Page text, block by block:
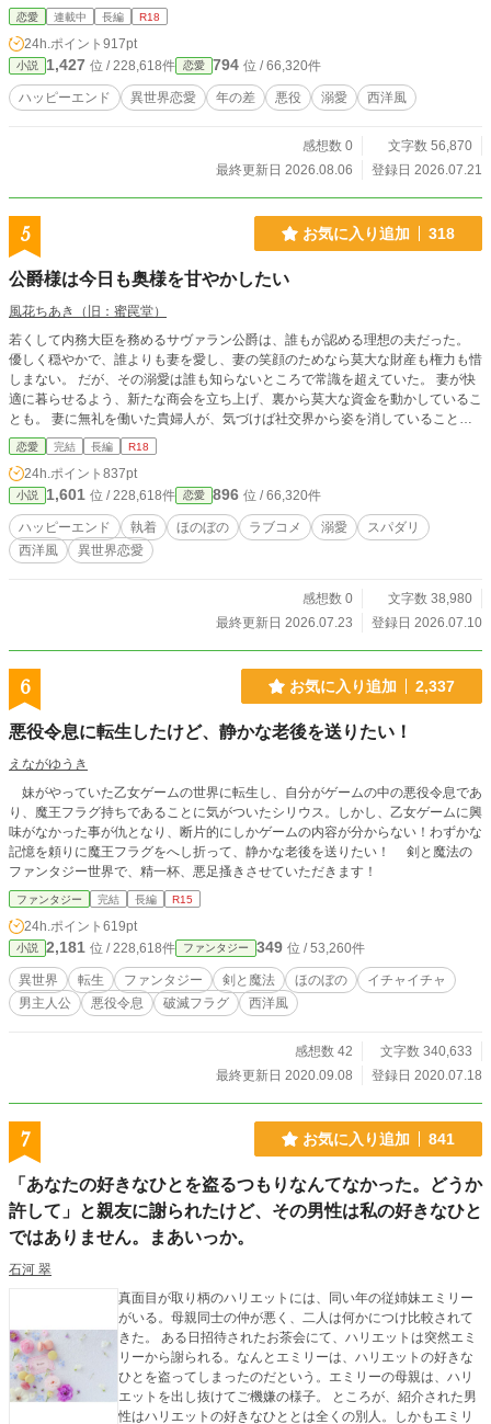
ずに。 これは、死神であることをやめない男と、そんな夫を愛してやまない妻
の、少し歪で穏やかな溺愛夫婦譚。 ※19世紀イギリスの社交界を参考にしてい
ます。ただし架空世界のため、史実とは異なる部分もございます。
恋愛 連載中 長編 R18
24h.ポイント 917pt
小説 1,427 位 / 228,618件 恋愛 794 位 / 66,320件
ハッピーエンド 異世界恋愛 年の差 悪役 溺愛 西洋風
感想数 0
文字数 56,870
最終更新日 2026.08.06
登録日 2026.07.21
5 お気に入り追加 318
公爵様は今日も奥様を甘やかしたい
風花ちあき（旧：蜜罠堂）
若くして内務大臣を務めるサヴァラン公爵は、誰もが認める理想の夫だった。
優しく穏やかで、誰よりも妻を愛し、妻の笑顔のためなら莫大な財産も権力も惜
しまない。 だが、その溺愛は誰も知らないところで常識を超えていた。 妻が快
適に暮らせるよう、新たな商会を立ち上げ、裏から莫大な資金を動かしているこ
とも。 妻に無礼を働いた貴婦人が、気づけば社交界から姿を消していること
も。 妻の髪を密かに集め、世界に一つだけのヘアジュエリーを作らせているこ
とも。 そして誕生日には、その宝石を贈るためだけに鉱山を買い上げてしまう
ことも。 幼い頃から少しずつ価値観を育て、自分だけを信頼し、自分だけを理
想の男性だと思うよう妻を導いてきたことも――。 そんな主人に振り回される
執事や侍女たちは今日も大忙し。 しかし、当の妻は何も知らない。 「今日も夫
は優しくて素敵な人」 そう微笑みながら、幸せな毎日を送っている。 これは、
一人の妻を世界で一番幸せにするためなら、国も財産も常識さえも惜しまない公
恋愛 完結 長編 R18
24h.ポイント 837pt
小説 1,601 位 / 228,618件 恋愛 896 位 / 66,320件
ハッピーエンド 執着 ほのぼの ラブコメ 溺愛
スパダリ
西洋風
異世界恋愛
感想数 0
文字数 38,980
最終更新日 2026.07.23
登録日 2026.07.10
6 お気に入り追加 2,337
悪役令息に転生したけど、静かな老後を送りたい！
えながゆうき
妹がやっていた乙女ゲームの世界に転生し、自分がゲームの中の悪役令息であ
り、魔王フラグ持ちであることに気がついたシリウス。しかし、乙女ゲームに興
味がなかった事が仇となり、断片的にしかゲームの内容が分からない！わずかな
記憶を頼りに魔王フラグをへし折って、静かな老後を送りたい！ 剣と魔法の
ファンタジー世界で、精一杯、悪足搔きさせていただきます！
ファンタジー 完結 長編 R15
24h.ポイント 619pt
小説 2,181 位 / 228,618件 ファンタジー 349 位 / 53,260件
異世界 転生 ファンタジー 剣と魔法 ほのぼの
イチャイチャ
男主人公
悪役令息 破滅フラグ 西洋風
感想数 42
文字数 340,633
最終更新日 2020.09.08
登録日 2020.07.18
7 お気に入り追加 841
「あなたの好きなひとを盗るつもりなんてなかった。どうか
許して」と親友に謝られたけど、その男性は私の好きなひと
ではありません。まあいっか。
石河 翠
真面目が取り柄のハリエットには、同い年の従姉妹エミリー
がいる。母親同士の仲が悪く、二人は何かにつけ比較されて
きた。 ある日招待されたお茶会にて、ハリエットは突然エミ
リーから謝られる。なんとエミリーは、ハリエットの好きな
ひとを盗ってしまったのだという。エミリーの母親は、ハリ
エットを出し抜けてご機嫌の様子。 ところが、紹介された男
性はハリエットの好きなひととは全くの別人。しかもエミリ